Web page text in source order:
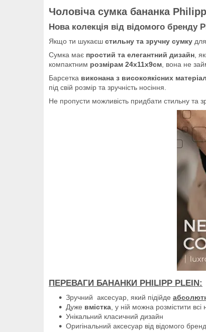
Чоловіча сумка бананка
Нова колекція від відомого бренду
Якщо ти шукаєш стильну та зручну сумку
Сумка має простий та елегантний дизайн ,
компактним розмірам 24х11х9см , вона не
Барсетка виконана з високоякісних
під свій розмір та зручність носіння.
Не пропусти можливість придбати стильну та
ПЕРЕВАГИ БАНАНКИ PHILIPP PLEIN:
Зручний аксесуар, який підійде
Дуже вмістка , у ній можна розмістити всі
Унікальний класичний дизайн
Оригінальний аксесуар від відомого